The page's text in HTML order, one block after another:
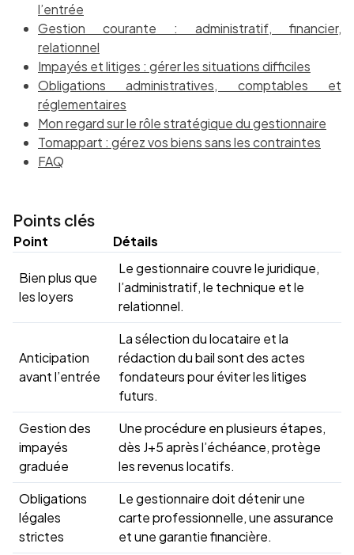
l’entrée
Gestion courante : administratif, financier,
relationnel
Impayés et litiges : gérer les situations difficiles
Obligations administratives, comptables et
réglementaires
Mon regard sur le rôle stratégique du gestionnaire
Tomappart : gérez vos biens sans les contraintes
FAQ
Points clés
Point Détails
Bien plus que
les loyers
Le gestionnaire couvre le juridique,
l’administratif, le technique et le
relationnel.
Anticipation
avant l’entrée
La sélection du locataire et la
rédaction du bail sont des actes
fondateurs pour éviter les litiges
futurs.
Gestion des
impayés
graduée
Une procédure en plusieurs étapes,
dès J+5 après l’échéance, protège
les revenus locatifs.
Obligations
légales
strictes
Le gestionnaire doit détenir une
carte professionnelle, une assurance
et une garantie financière.